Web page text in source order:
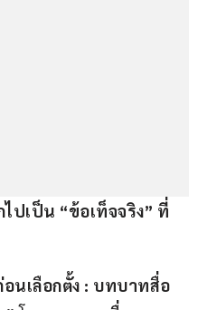
ปเป็น “ข้อเท็จจริง” ที่
อนเลือกตั้ง : บทบาทสื่อ